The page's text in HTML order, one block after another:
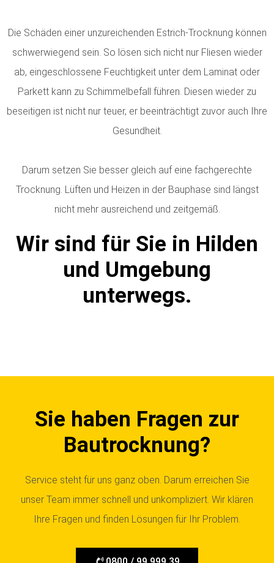
Die Schäden einer unzureichenden Estrich-Trocknung können
schwerwiegend sein. So lösen sich nicht nur Fliesen wieder
ab, eingeschlossene Feuchtigkeit unter dem Laminat oder
Parkett kann zu Schimmelbefall führen. Diesen wieder zu
beseitigen ist nicht nur teuer, er beeinträchtigt zuvor auch Ihre
Gesundheit.
Darum setzen Sie besser gleich auf eine fachgerechte
Trocknung. Lüften und Heizen in der Bauphase sind längst
nicht mehr ausreichend und zeitgemäß.
Wir sind für Sie in Hilden
und Umgebung
unterwegs.
Sie haben Fragen zur
Bautrocknung?
Service steht für uns ganz oben. Darum erreichen Sie
unser Team immer schnell und unkompliziert. Wir klären
Ihre Fragen und finden Lösungen für Ihr Problem.